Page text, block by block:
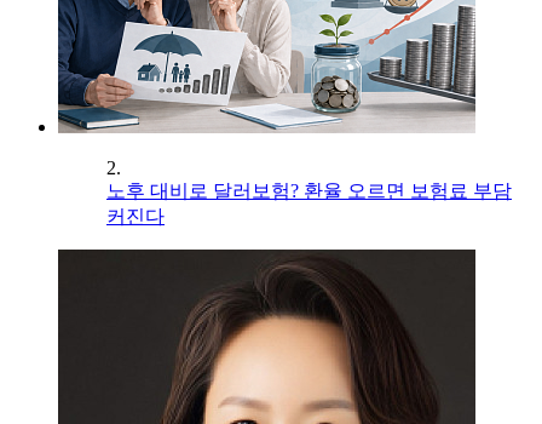
2.
노후 대비로 달러보험? 환율 오르면 보험료 부담
커진다